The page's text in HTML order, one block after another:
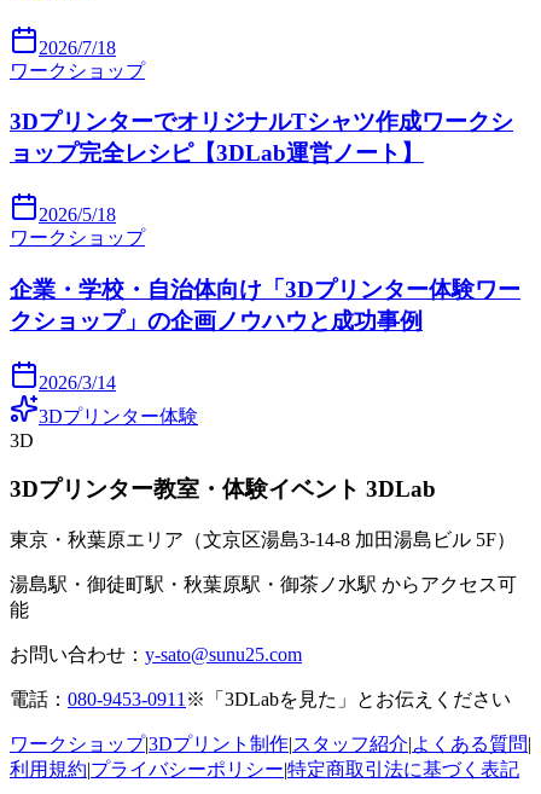
2026/7/18
ワークショップ
3DプリンターでオリジナルTシャツ作成ワークシ
ョップ完全レシピ【3DLab運営ノート】
2026/5/18
ワークショップ
企業・学校・自治体向け「3Dプリンター体験ワー
クショップ」の企画ノウハウと成功事例
2026/3/14
3Dプリンター体験
3D
3Dプリンター教室・体験イベント 3DLab
東京・秋葉原エリア（文京区湯島3-14-8 加田湯島ビル 5F）
湯島駅・御徒町駅・秋葉原駅・御茶ノ水駅 からアクセス可
能
お問い合わせ： y-sato@sunu25.com
電話： 080-9453-0911 ※「3DLabを見た」とお伝えください
ワークショップ|3Dプリント制作|スタッフ紹介|よくある質問|
利用規約|プライバシーポリシー|特定商取引法に基づく表記